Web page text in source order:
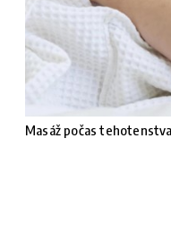
Masáž počas